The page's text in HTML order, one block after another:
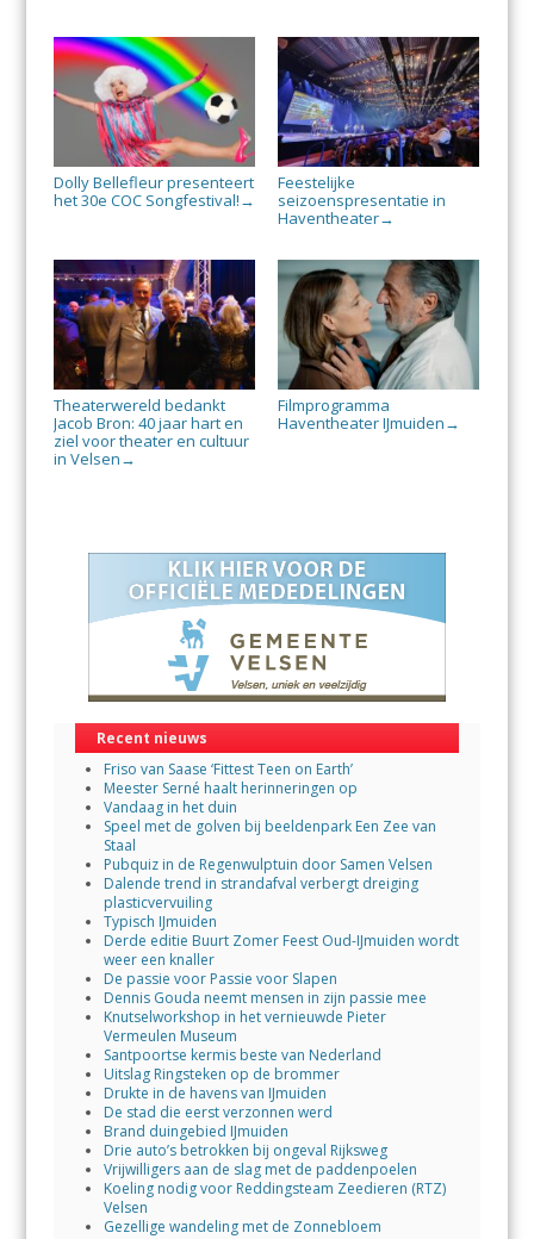
Dolly Bellefleur presenteert
het 30e COC Songfestival! →
Feestelijke
seizoenspresentatie in
Haventheater→
Theaterwereld bedankt
Jacob Bron: 40 jaar hart en
ziel voor theater en cultuur
in Velsen →
Filmprogramma
Haventheater IJmuiden →
Recent nieuws
Friso van Saase ‘Fittest Teen on Earth’
Meester Serné haalt herinneringen op
Vandaag in het duin
Speel met de golven bij beeldenpark Een Zee van
Staal
Pubquiz in de Regenwulptuin door Samen Velsen
Dalende trend in strandafval verbergt dreiging
plasticvervuiling
Typisch IJmuiden
Derde editie Buurt Zomer Feest Oud-IJmuiden wordt
weer een knaller
De passie voor Passie voor Slapen
Dennis Gouda neemt mensen in zijn passie mee
Knutselworkshop in het vernieuwde Pieter
Vermeulen Museum
Santpoortse kermis beste van Nederland
Uitslag Ringsteken op de brommer
Drukte in de havens van IJmuiden
De stad die eerst verzonnen werd
Brand duingebied IJmuiden
Drie auto’s betrokken bij ongeval Rijksweg
Vrijwilligers aan de slag met de paddenpoelen
Koeling nodig voor Reddingsteam Zeedieren (RTZ)
Velsen
Gezellige wandeling met de Zonnebloem